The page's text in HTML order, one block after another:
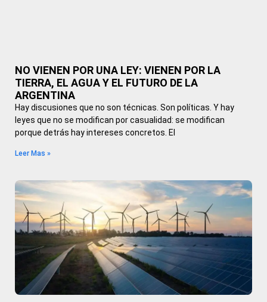
NO VIENEN POR UNA LEY: VIENEN POR LA
TIERRA, EL AGUA Y EL FUTURO DE LA
ARGENTINA
Hay discusiones que no son técnicas. Son políticas. Y hay
leyes que no se modifican por casualidad: se modifican
porque detrás hay intereses concretos. El
Leer Mas »